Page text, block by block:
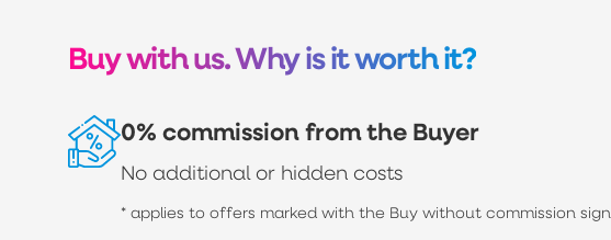
Buy with us. Why is it worth it?
0% commission from the Buyer
No additional or hidden costs
* applies to offers marked with the Buy without commission sign